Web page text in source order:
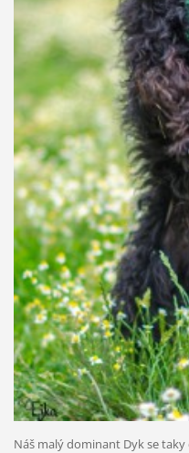
Náš malý dominant Dyk se